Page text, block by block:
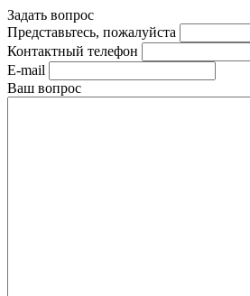
Задать вопрос
Представьтесь, пожалуйста
Контактный телефон
E-mail
Ваш вопрос